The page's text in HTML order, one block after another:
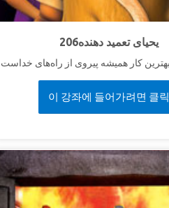
206یحیای تعمید دهنده
이 강좌에 들어가려면 클릭